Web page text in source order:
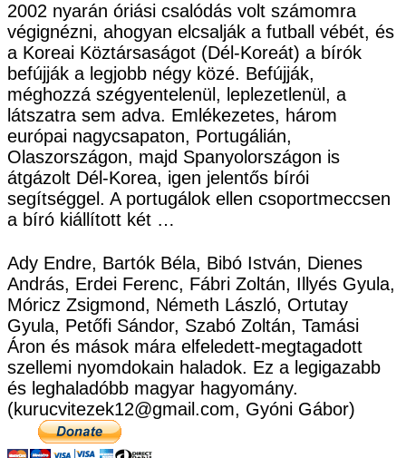
2002 nyarán óriási csalódás volt számomra
végignézni, ahogyan elcsalják a futball vébét, és
a Koreai Köztársaságot (Dél-Koreát) a bírók
befújják a legjobb négy közé. Befújják,
méghozzá szégyentelenül, leplezetlenül, a
látszatra sem adva. Emlékezetes, három
európai nagycsapaton, Portugálián,
Olaszországon, majd Spanyolországon is
átgázolt Dél-Korea, igen jelentős bírói
segítséggel. A portugálok ellen csoportmeccsen
a bíró kiállított két …
Ady Endre, Bartók Béla, Bibó István, Dienes
András, Erdei Ferenc, Fábri Zoltán, Illyés Gyula,
Móricz Zsigmond, Németh László, Ortutay
Gyula, Petőfi Sándor, Szabó Zoltán, Tamási
Áron és mások mára elfeledett-megtagadott
szellemi nyomdokain haladok. Ez a legigazabb
és leghaladóbb magyar hagyomány.
(kurucvitezek12@gmail.com, Gyóni Gábor)